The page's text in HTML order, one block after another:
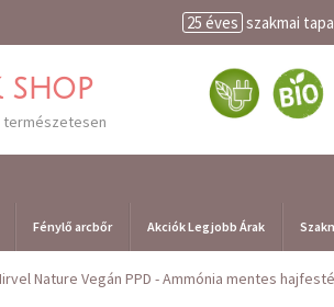
25 éves szakmai
shop
Fénylő arcbőr Akciók Legjobb Árak
Nature Vegán PPD - Ammónia mentes